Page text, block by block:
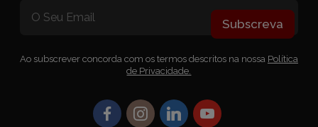
Subscreva
Ao subscrever concorda com os termos descritos na nossa Política
de Privacidade.